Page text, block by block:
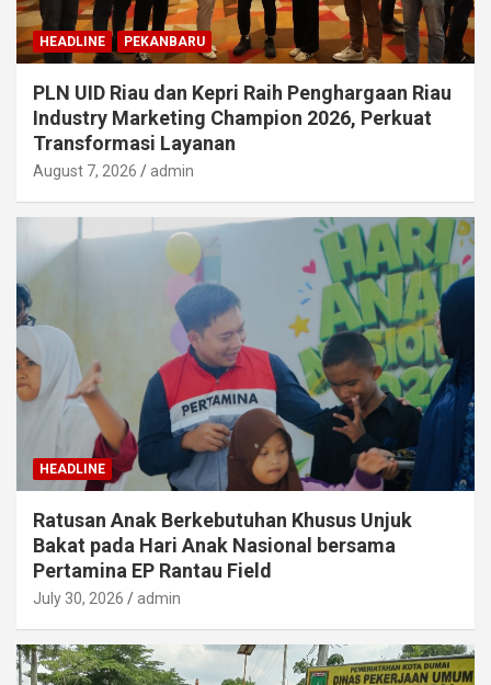
HEADLINE PEKANBARU
PLN UID Riau dan Kepri Raih Penghargaan Riau
Industry Marketing Champion 2026, Perkuat
Transformasi Layanan
August 7, 2026 admin
HEADLINE
Ratusan Anak Berkebutuhan Khusus Unjuk
Bakat pada Hari Anak Nasional bersama
Pertamina EP Rantau Field
July 30, 2026 admin